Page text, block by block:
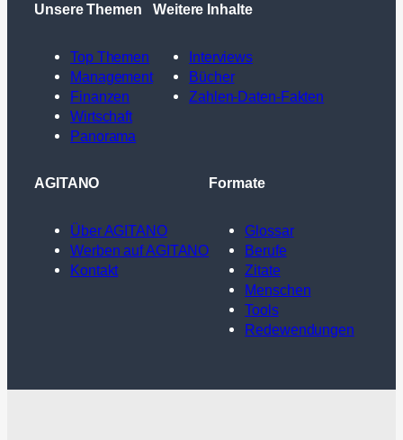
Unsere Themen
Top Themen
Management
Finanzen
Wirtschaft
Panorama
Weitere Inhalte
Interviews
Bücher
Zahlen-Daten-Fakten
AGITANO
Über AGITANO
Werben auf AGITANO
Kontakt
Formate
Glossar
Berufe
Zitate
Menschen
Tools
Redewendungen